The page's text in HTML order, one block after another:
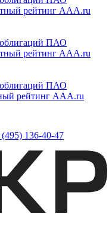
рейтинг AAA.ru
ПАО
рейтинг AAA.ru
ПАО
рейтинг AAA.ru
136-40-47